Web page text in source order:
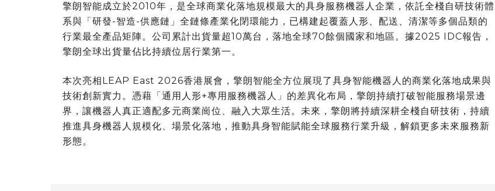
擎朗智能成立於2010年，是全球商業化落地規模最大的具身服務機器人企業，依託全棧自研技術體
系與「研發-智造-供應鏈」全鏈條產業化閉環能力，已構建起覆蓋人形、配送、清潔等多個品類的
行業最全產品矩陣。公司累計出貨量超10萬台，落地全球70餘個國家和地區。據2025 IDC報告，
擎朗全球出貨量佔比持續位居行業第一。
本次亮相LEAP East 2026香港展會，擎朗智能全方位展現了具身智能機器人的商業化落地成果與
技術創新實力。憑藉「通用人形+專用服務機器人」的差異化布局，擎朗持續打破智能服務場景邊
界，讓機器人真正適配多元商業崗位、融入大眾生活。未來，擎朗將持續深耕全棧自研技術，持續
推進具身機器人規模化、場景化落地，推動具身智能賦能全球服務行業升級，解鎖更多未來服務新
形態。